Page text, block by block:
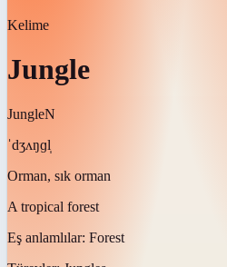
Kelime
Jungle
JungleN
ˈdʒʌŋɡl̩
Orman, sık orman
A tropical forest
Eş anlamlılar: Forest